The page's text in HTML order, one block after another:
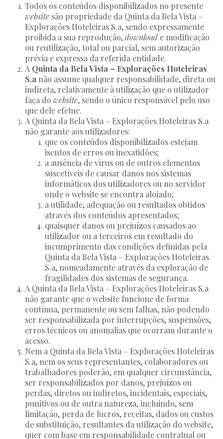
Todos os conteúdos disponibilizados no presente
website são propriedade da Quinta da Bela Vista –
Explorações Hoteleiras S.a, sendo expressamente
proibida a sua reprodução,download e modificação
ou reutilização, total ou parcial, sem autorização
prévia e expressa da referida entidade.
A Quinta da Bela Vista – Explorações Hoteleiras
S.a não assume qualquer responsabilidade, direta ou
indireta, relativamente à utilização que o utilizador
faça do website, sendo o único responsável pelo uso
que dele efetue.
A Quinta da Bela Vista – Explorações Hoteleiras S.a
não garante aos utilizadores:
que os conteúdos disponibilizados estejam
isentos de erros ou inexatidões;
a ausência de vírus ou de outros elementos
suscetíveis de causar danos nos sistemas
informáticos dos utilizadores ou no servidor
onde o website se encontra alojado;
a utilidade, adequação ou resultados obtidos
através dos conteúdos apresentados;
quaisquer danos ou prejuízos causados ao
utilizador ou a terceiros em resultado do
incumprimento das condições definidas pela
Quinta da Bela Vista – Explorações Hoteleiras
S.a, nomeadamente através da exploração de
fragilidades dos sistemas de segurança.
A Quinta da Bela Vista – Explorações Hoteleiras S.a
não garante que o website funcione de forma
contínua, permanente ou sem falhas, não podendo
ser responsabilizada por interrupções, suspensões,
erros técnicos ou anomalias que ocorram durante o
acesso.
Nem a Quinta da Bela Vista – Explorações Hoteleiras
S.a, nem os seus representantes, colaboradores ou
trabalhadores poderão, em qualquer circunstância,
ser responsabilizados por danos, prejuízos ou
perdas, diretos ou indiretos, incidentais, especiais,
punitivos ou de outra natureza, incluindo, sem
limitação, perda de lucros, receitas, dados ou custos
de substituição, resultantes da utilização do website,
quer com base em responsabilidade contratual ou